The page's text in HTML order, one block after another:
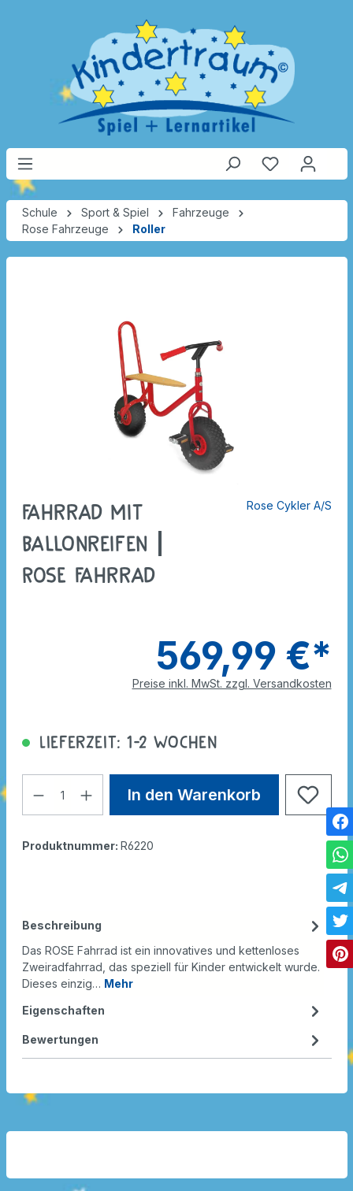
Schule Sport & Spiel
Fahrzeuge
Rose Fahrzeuge
Roller
Fahrrad mit
Ballonreifen |
ROSE Fahrrad
Rose Cykler A/S
569,99 €*
Preise inkl. MwSt. zzgl. Versandkosten
Lieferzeit: 1-2 Wochen
In den Warenkorb
Produktnummer: R6220
Beschreibung
Das ROSE Fahrrad ist ein innovatives und kettenloses
Zweiradfahrrad, das speziell für Kinder entwickelt wurde.
Dieses einzig… Mehr
Eigenschaften
Bewertungen